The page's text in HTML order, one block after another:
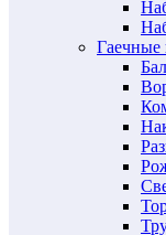
Гаечные